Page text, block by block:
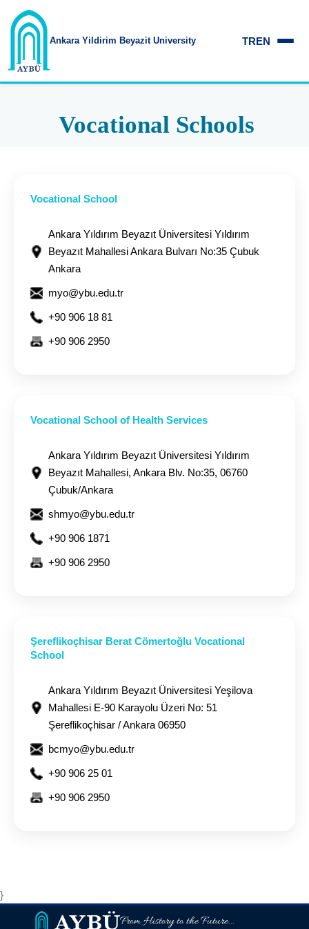
Ankara Yildirim Beyazit University TREN
Vocational Schools
Vocational School
Ankara Yıldırım Beyazıt Üniversitesi Yıldırım
Beyazıt Mahallesi Ankara Bulvarı No:35 Çubuk
Ankara
myo@ybu.edu.tr
+90 906 18 81
+90 906 2950
Vocational School of Health Services
Ankara Yıldırım Beyazıt Üniversitesi Yıldırım
Beyazıt Mahallesi, Ankara Blv. No:35, 06760
Çubuk/Ankara
shmyo@ybu.edu.tr
+90 906 1871
+90 906 2950
Şereflikoçhisar Berat Cömertoğlu Vocational
School
Ankara Yıldırım Beyazıt Üniversitesi Yeşilova
Mahallesi E-90 Karayolu Üzeri No: 51
Şereflikoçhisar / Ankara 06950
bcmyo@ybu.edu.tr
+90 906 25 01
+90 906 2950
}
From History to the Future...